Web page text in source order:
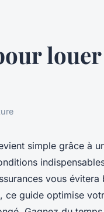
simple grâce à
vous
guide optimise